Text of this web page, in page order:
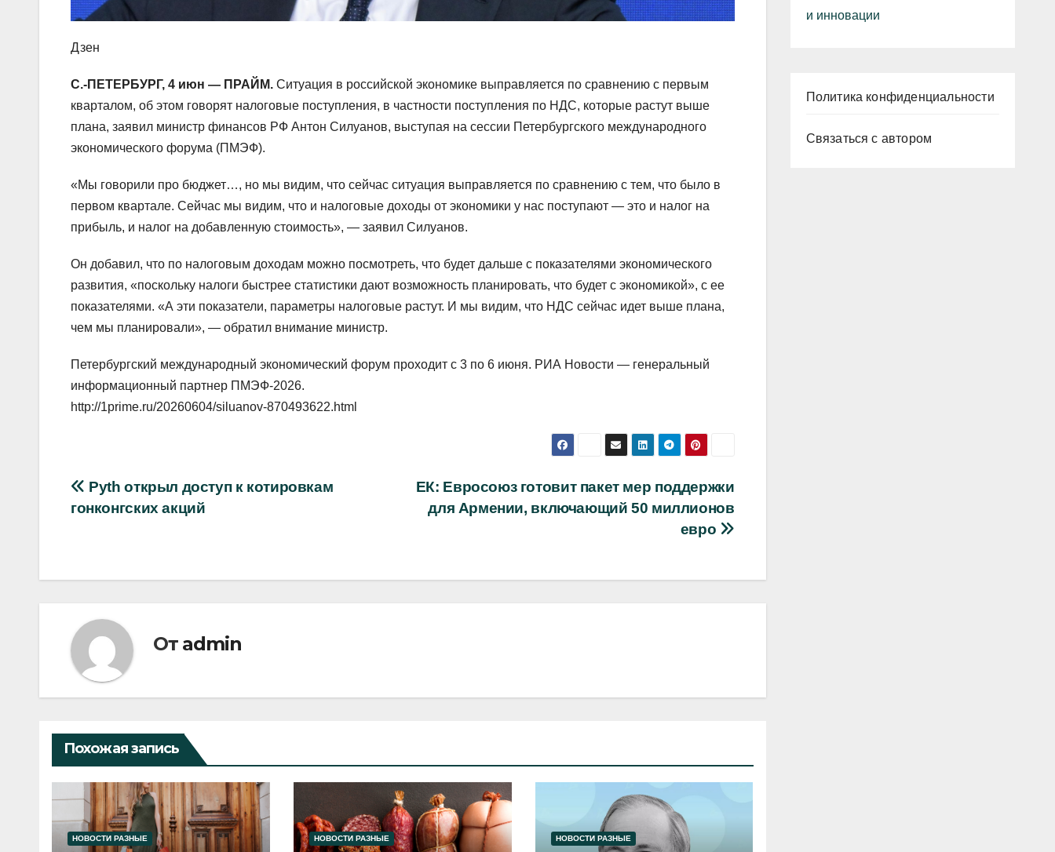
Дзен
С.-ПЕТЕРБУРГ, 4 июн — ПРАЙМ. Ситуация в российской экономике выправляется по сравнению с первым
кварталом, об этом говорят налоговые поступления, в частности поступления по НДС, которые растут выше
плана, заявил министр финансов РФ Антон Силуанов, выступая на сессии Петербургского международного
экономического форума (ПМЭФ).
«Мы говорили про бюджет…, но мы видим, что сейчас ситуация выправляется по сравнению с тем, что было в
первом квартале. Сейчас мы видим, что и налоговые доходы от экономики у нас поступают — это и налог на
прибыль, и налог на добавленную стоимость», — заявил Силуанов.
Он добавил, что по налоговым доходам можно посмотреть, что будет дальше с показателями экономического
развития, «поскольку налоги быстрее статистики дают возможность планировать, что будет с экономикой», с ее
показателями. «А эти показатели, параметры налоговые растут. И мы видим, что НДС сейчас идет выше плана,
чем мы планировали», — обратил внимание министр.
Петербургский международный экономический форум проходит с 3 по 6 июня. РИА Новости — генеральный
информационный партнер ПМЭФ-2026.
http://1prime.ru/20260604/siluanov-870493622.html
Навигация
ЕК: Евросоюз готовит пакет мер поддержки
для Армении, включающий 50 миллионов
евро
Pyth открыл доступ к котировкам
гонконгских акций
От admin
Похожая запись
НОВОСТИ РАЗНЫЕ НОВОСТИ РАЗНЫЕ НОВОСТИ РАЗНЫЕ
и инновации
Политика конфиденциальности
Связаться с автором